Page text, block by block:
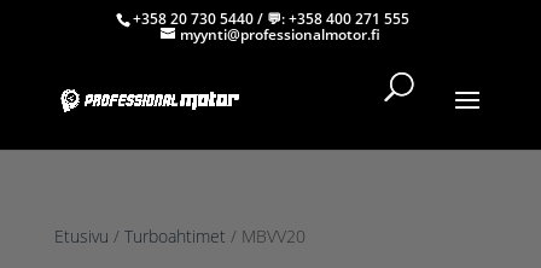
+358 20 730 5440/ 💬:+358 400 271 555
myynti@professionalmotor.fi
Etusivu / Turboahtimet / MBVV20